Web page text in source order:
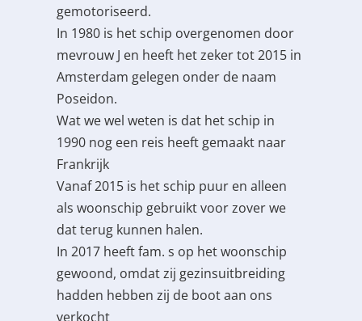
gemotoriseerd.
In 1980 is het schip overgenomen door
mevrouw J en heeft het zeker tot 2015 in
Amsterdam gelegen onder de naam
Poseidon.
Wat we wel weten is dat het schip in
1990 nog een reis heeft gemaakt naar
Frankrijk
Vanaf 2015 is het schip puur en alleen
als woonschip gebruikt voor zover we
dat terug kunnen halen.
In 2017 heeft fam. s op het woonschip
gewoond, omdat zij gezinsuitbreiding
hadden hebben zij de boot aan ons
verkocht